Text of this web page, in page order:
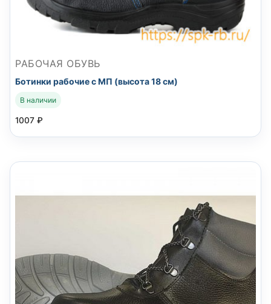
РАБОЧАЯ ОБУВЬ
Ботинки рабочие с МП (высота 18 см)
В наличии
1007 ₽